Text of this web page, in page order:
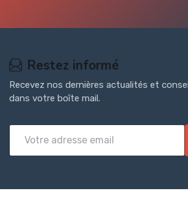
Restez informé
Recevez nos dernières actualités et
dans votre boîte mail.